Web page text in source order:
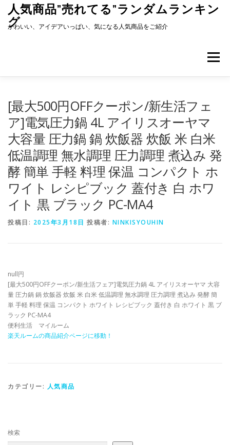
キ
人気商品”売れてる”ランダムランキン
グ
かわいい、アイデアいっぱい、気になる人気商品をご紹介
メニュー
[最大500円OFFクーポン/新生活フェ
ア]電気圧力鍋 4L アイリスオーヤマ
大容量 圧力鍋 鍋 炊飯器 炊飯 米 白米
低温調理 無水調理 圧力調理 煮込み 発
酵 簡単 手軽 料理 保温 コンパクト ホ
ワイト レシピブック 蓋付き 白 ホワ
イト 黒 ブラック PC-MA4
投稿日: 2025年3月18日 投稿者: NINKISYOUHIN
null円
[最大500円OFFクーポン/新生活フェア]電気圧力鍋 4L アイリスオーヤマ 大容
量 圧力鍋 鍋 炊飯器 炊飯 米 白米 低温調理 無水調理 圧力調理 煮込み 発酵 簡
単 手軽 料理 保温 コンパクト ホワイト レシピブック 蓋付き 白 ホワイト 黒 ブ
ラック PC-MA4
便利生活 マイルーム
楽天ルームの商品紹介ページに移動！
カテゴリー: 人気商品
検索